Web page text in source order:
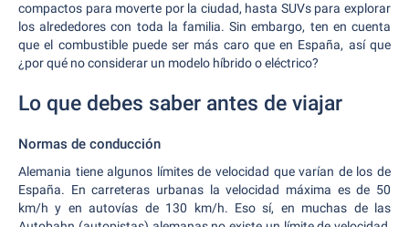
compactos para moverte por la ciudad, hasta SUVs para explorar
los alrededores con toda la familia. Sin embargo, ten en cuenta
que el combustible puede ser más caro que en España, así que
¿por qué no considerar un modelo híbrido o eléctrico?
Lo que debes saber antes de viajar
Normas de conducción
Alemania tiene algunos límites de velocidad que varían de los de
España. En carreteras urbanas la velocidad máxima es de 50
km/h y en autovías de 130 km/h. Eso sí, en muchas de las